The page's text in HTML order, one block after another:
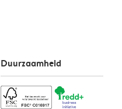
Duurzaamheid